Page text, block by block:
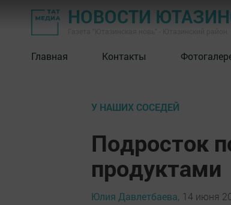
НОВОСТИ
Главная Контакты
У НАШИХ СОСЕДЕЙ
Подросток
продуктами
Юлия Давлетбаева, 14 июня